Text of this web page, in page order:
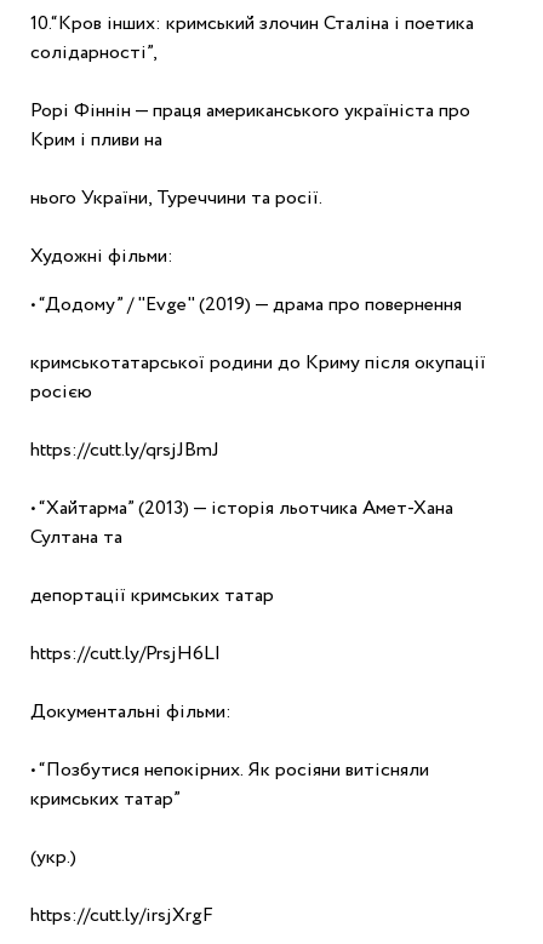
10.“Кров інших: кримський злочин Сталіна і поетика
солідарності”,
Рорі Фіннін — праця американського україніста про
Крим і пливи на
нього України, Туреччини та росії.
Художні фільми:
• “Додому” / "Evge" (2019) — драма про повернення
кримськотатарської родини до Криму після окупації
росією
https://cutt.ly/qrsjJBmJ
• “Хайтарма” (2013) — історія льотчика Амет-Хана
Султана та
депортації кримських татар
https://cutt.ly/PrsjH6LI
Документальні фільми:
• “Позбутися непокірних. Як росіяни витісняли
кримських татар”
(укр.)
https://cutt.ly/irsjXrgF